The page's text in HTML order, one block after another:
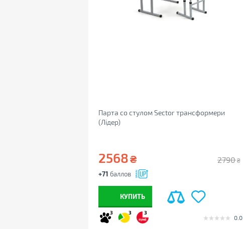
Парта со стулом Sector трансформери
(Лідер)
2568₴ 2790 ₴
+71 баллов
КУПИТЬ
3 3 3
0.0